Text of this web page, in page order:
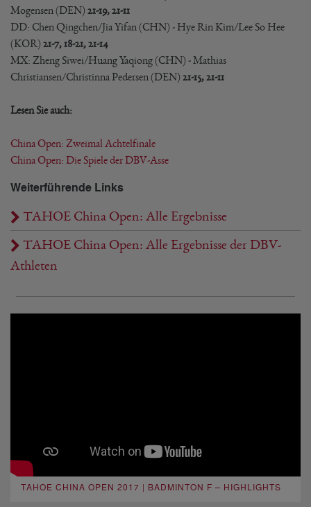
Mogensen (DEN) 21-19, 21-11
DD: Chen Qingchen/Jia Yifan (CHN) - Hye Rin Kim/Lee So Hee
(KOR) 21-7, 18-21, 21-14
MX: Zheng Siwei/Huang Yaqiong (CHN) - Mathias
Christiansen/Christinna Pedersen (DEN) 21-15, 21-11
Lesen Sie auch:
China Open: Zweimal Achtelfinale
China Open: Die Spiele der DBV-Asse
Weiterführende Links
TAHOE China Open: Alle Ergebnisse
TAHOE China Open: Alle Ergebnisse der DBV-
Athleten
TAHOE CHINA OPEN 2017 | BADMINTON F – HIGHLIGHTS